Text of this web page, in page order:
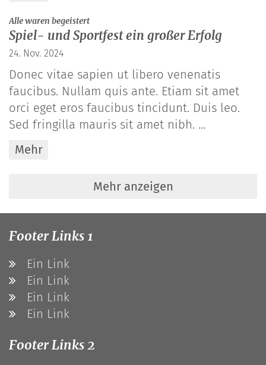
Alle waren begeistert:
Spiel- und Sportfest ein großer Erfolg
24. Nov. 2024
Donec vitae sapien ut libero venenatis
faucibus. Nullam quis ante. Etiam sit amet
orci eget eros faucibus tincidunt. Duis leo.
Sed fringilla mauris sit amet nibh. ...
Mehr
Mehr anzeigen
Footer Links 1
Ein Link
Ein Link
Ein Link
Ein Link
Footer Links 2